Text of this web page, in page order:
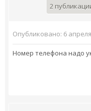
2
Опубликовано: 6
Номер телефона надо